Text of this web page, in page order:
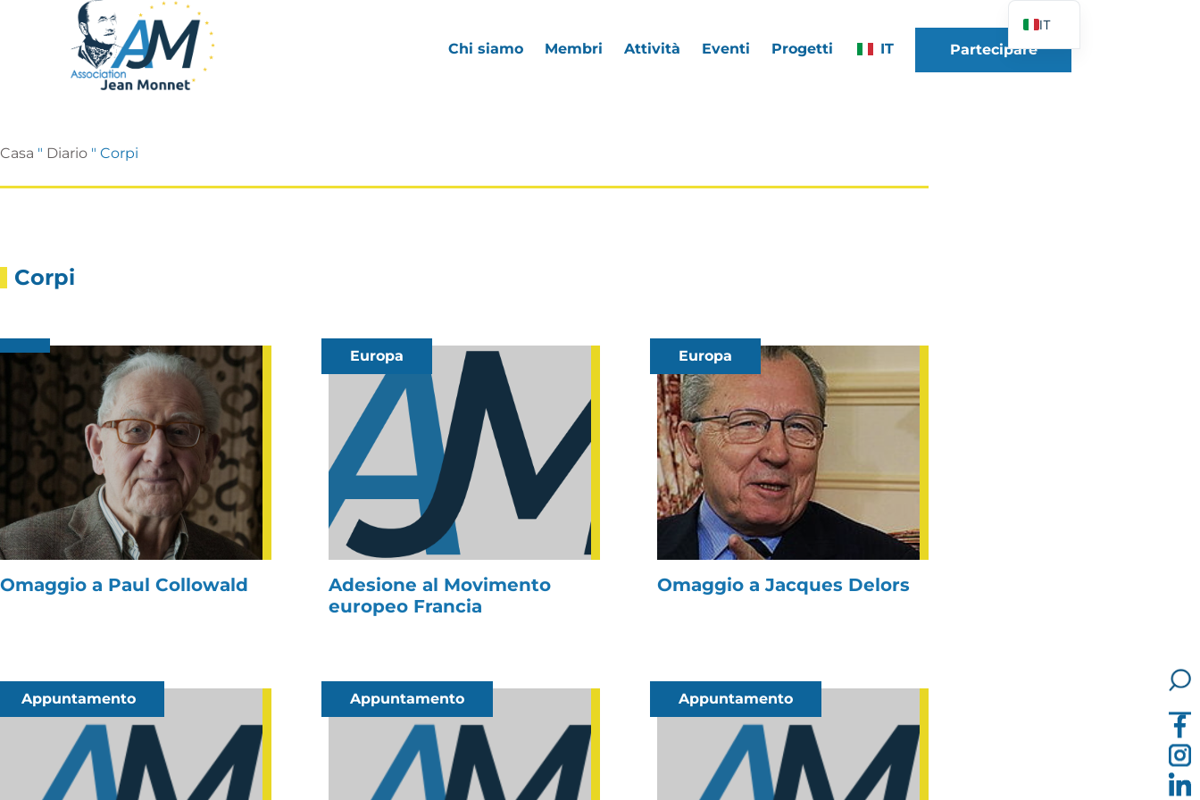
Chi siamo Membri Attività Eventi Progetti IT Partecipare
Casa " Diario " Corpi
Corpi
Omaggio a Paul Collowald
Europa
Adesione al Movimento
europeo Francia
Europa
Omaggio a Jacques Delors
Appuntamento Appuntamento Appuntamento
IT
FR